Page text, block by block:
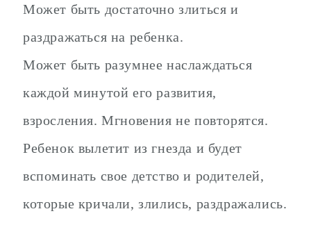
Может быть достаточно злиться и
раздражаться на ребенка.
Может быть разумнее наслаждаться
каждой минутой его развития,
взросления. Мгновения не повторятся.
Ребенок вылетит из гнезда и будет
вспоминать свое детство и родителей,
которые кричали, злились, раздражались.